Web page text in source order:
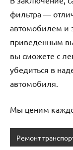
фильтра —
автомобилем и
приведенным
вы сможете с
убедиться в
автомобиля.
Мы ценим
Ремонт